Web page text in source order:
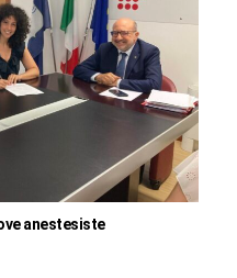
anestesiste